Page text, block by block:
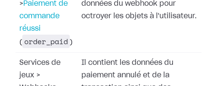
> Paiement de
commande
réussi
( order_paid )
données du webhook pour
octroyer les objets à l'utilisateur.
Services de
jeux >
Il contient les données du
paiement annulé et de la